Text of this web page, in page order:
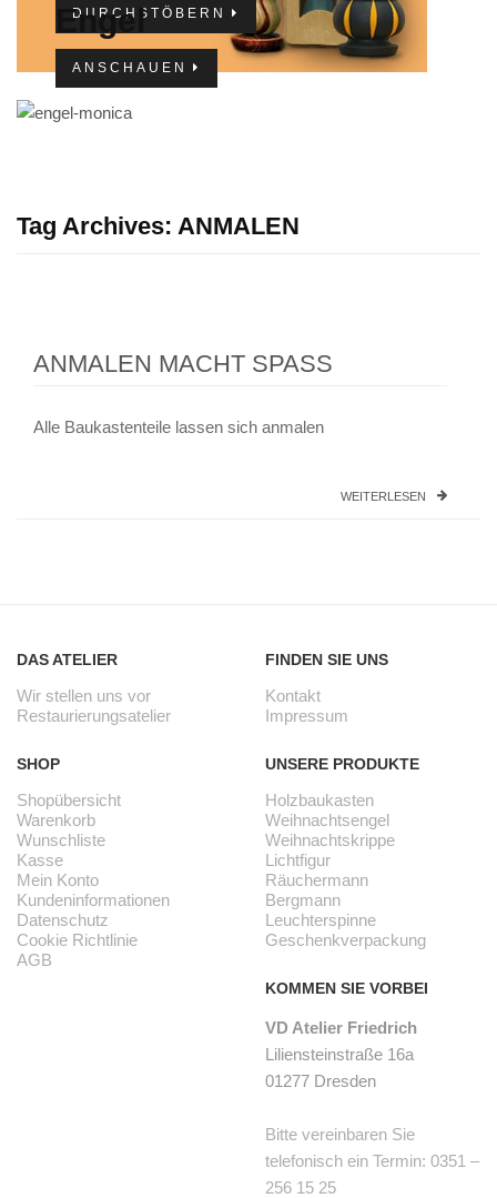
DURCHSTÖBERN
Engel
ANSCHAUEN
Tag Archives: ANMALEN
ANMALEN MACHT SPASS
Alle Baukastenteile lassen sich anmalen
WEITERLESEN
DAS ATELIER
Wir stellen uns vor
Restaurierungsatelier
SHOP
Shopübersicht
Warenkorb
Wunschliste
Kasse
Mein Konto
Kundeninformationen
Datenschutz
Cookie Richtlinie
AGB
FINDEN SIE UNS
Kontakt
Impressum
UNSERE PRODUKTE
Holzbaukasten
Weihnachtsengel
Weihnachtskrippe
Lichtfigur
Räuchermann
Bergmann
Leuchterspinne
Geschenkverpackung
KOMMEN SIE VORBEI
VD Atelier Friedrich
Liliensteinstraße 16a
01277 Dresden
Bitte vereinbaren Sie
telefonisch ein Termin: 0351 –
256 15 25